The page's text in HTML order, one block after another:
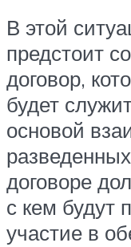
В этой
предстоит
договор,
будет
основой
договоре
с кем будут
участие в